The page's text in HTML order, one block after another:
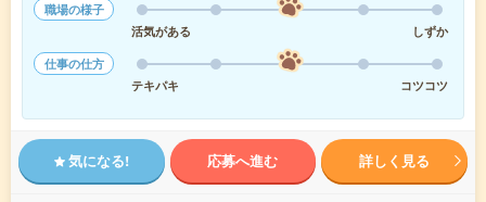
職場の様子
活気がある
しずか
仕事の仕方
テキパキ
コツコツ
気になる! 応募へ進む 詳しく見る